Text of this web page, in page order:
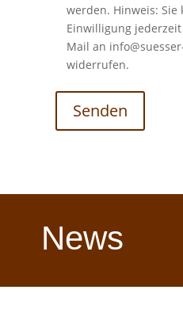
werden. Hinweis: Sie
Einwilligung
Mail an
widerrufen.
News